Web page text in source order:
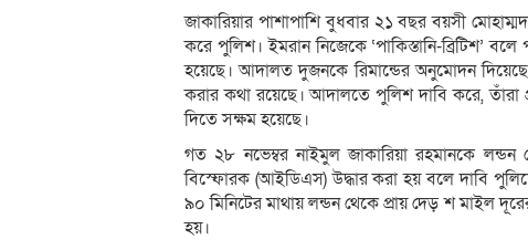
জাকারিয়ার পাশাপাশি বুধবার ২১ বছর বয়সী
করে পুলিশ। ইমরান নিজেকে ‘পাকিস্তানি-ব্রিটিশ’
হয়েছে। আদালত দুজনকে রিমান্ডের অনুমোদন
করার কথা রয়েছে। আদালতে পুলিশ দাবি করে, তাঁরা
দিতে সক্ষম হয়েছে।
গত ২৮ নভেম্বর নাইমুল জাকারিয়া রহমানকে
বিস্ফোরক (আইডিএস) উদ্ধার করা হয় বলে দাবি
৯০ মিনিটের মাথায় লন্ডন থেকে প্রায় দেড় শ মাইল
হয়।